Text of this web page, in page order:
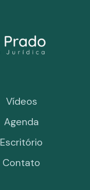
Vídeos
Agenda
Escritório
Contato